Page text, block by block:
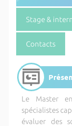
Stage &
Contacts
Le Master
spécialistes
évaluer des